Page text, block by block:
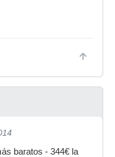
baratos - 344€ la